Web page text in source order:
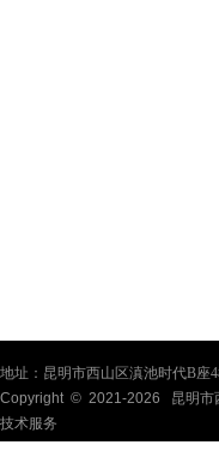
地址：昆明市西山区滇池时代B座
Copyright © 2021-2026
昆明市
技术服务